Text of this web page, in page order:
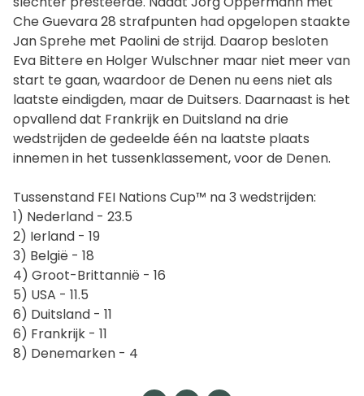
Che Guevara 28 strafpunten had opgelopen staakte
Jan Sprehe met Paolini de strijd. Daarop besloten
Eva Bittere en Holger Wulschner maar niet meer van
start te gaan, waardoor de Denen nu eens niet als
laatste eindigden, maar de Duitsers. Daarnaast is het
opvallend dat Frankrijk en Duitsland na drie
wedstrijden de gedeelde één na laatste plaats
innemen in het tussenklassement, voor de Denen.
Tussenstand FEI Nations Cup™ na 3 wedstrijden:
1) Nederland - 23.5
2) Ierland - 19
3) België - 18
4) Groot-Brittannië - 16
5) USA - 11.5
6) Duitsland - 11
6) Frankrijk - 11
8) Denemarken - 4